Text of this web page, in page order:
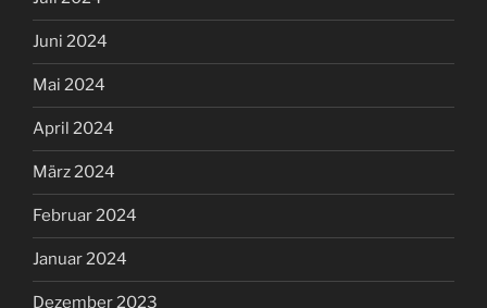
Juni 2024
Mai 2024
April 2024
März 2024
Februar 2024
Januar 2024
Dezember 2023